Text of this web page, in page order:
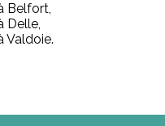
Belfort,
Delle,
Valdoie.